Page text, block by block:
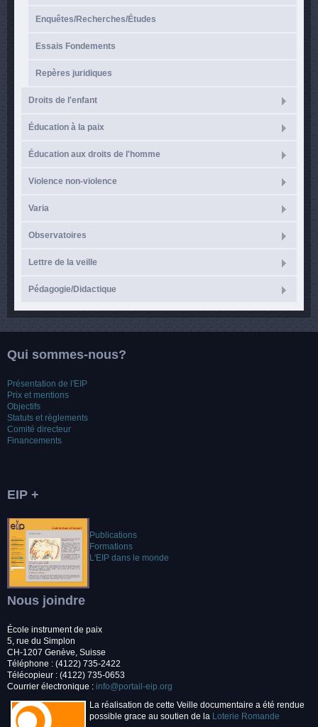
Enquêtes/Recherches/Études
Essais Fondements
Repères juridiques
Droits de l'enfant
Éducation à la paix
Éducation aux droits de l'homme
Violence non-violence
Varia
Observatoires
Lettre de la veille
Pédagogie/Didactique
Qui sommes-nous?
Présentation de l'EIP
Prix et mentions
Objectifs
Statuts et règlements
Comité directeur
Financements
EIP +
Publications
Formations
L'EIP dans le monde
Nous joindre
École instrument de paix
5, rue du Simplon
CH-1207 Genève, Suisse
Téléphone : (4122) 735-2422
Télécopieur : (4122) 735-0653
Courrier électronique : info@portail-eip.org
La réalisation de cette Veille documentaire a été rendue
possible grace au soutien de la Loterie Romande